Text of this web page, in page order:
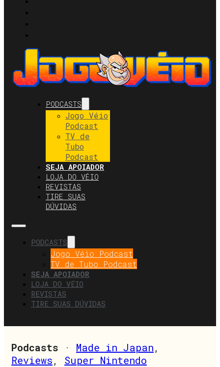
PODCASTS
Jogo Véio
Podcast
TV de
Tubo
Podcast
SEJA APOIADOR
LOJA DO VÉIO
REVISTAS
TIRE SUAS
DÚVIDAS
PODCASTS
Jogo Véio Podcast
TV de Tubo Podcast
SEJA APOIADOR
LOJA DO VÉIO
REVISTAS
TIRE SUAS DÚVIDAS
Podcasts · Made in Japan,
Reviews, Super Nintendo